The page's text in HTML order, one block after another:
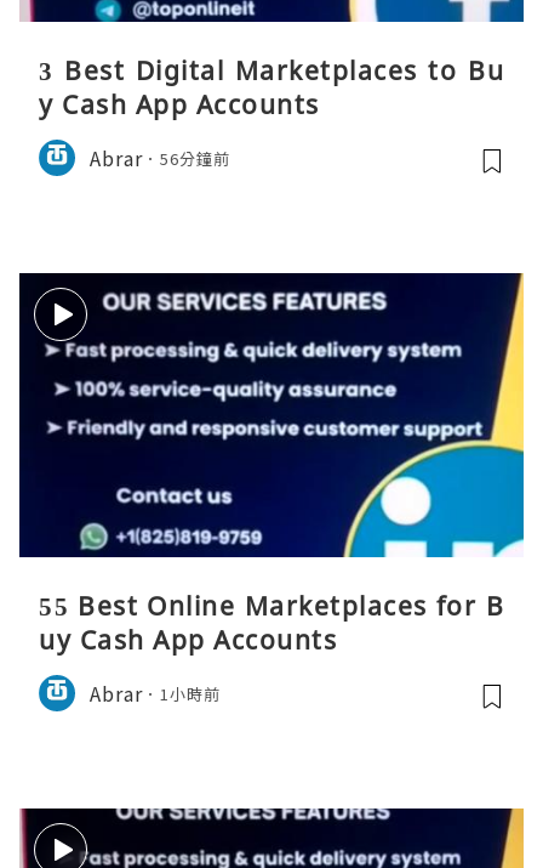
3 Best Digital Marketplaces to Bu
y Cash App Accounts
Abrar 56分鐘前
55 Best Online Marketplaces for B
uy Cash App Accounts
Abrar 1小時前